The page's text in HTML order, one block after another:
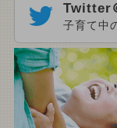
Twitter
子育て中